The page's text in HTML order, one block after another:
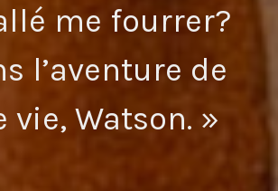
me fourrer?
l’aventure de
vie, Watson. »